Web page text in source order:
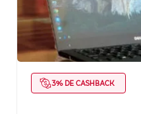
3% DE CASHBACK